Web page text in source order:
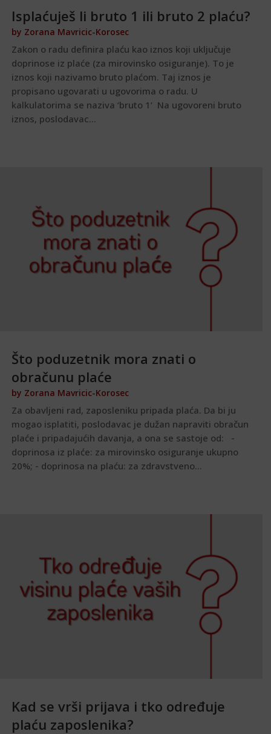
Isplaćuješ li bruto 1 ili bruto 2 plaću?
by Zorana Mavricic-Korosec
Zakon o radu definira plaću kao iznos koji uključuje
doprinose iz plaće (za mirovinsko osiguranje). To je
iznos koji nazivamo bruto plaćom. Taj iznos je
propisano ugovarati u ugovorima o radu. U
kalkulatorima se naziva ‘bruto 1’ Na ugovoreni bruto
iznos, poslodavac...
Što poduzetnik mora znati o
obračunu plaće
by Zorana Mavricic-Korosec
Za obavljeni rad, zaposleniku pripada plaća. Da bi ju
mogao isplatiti, poslodavac je dužan napraviti obračun
plaće i pripadajućih davanja, a ona se sastoje od: -
doprinosa iz plaće: za mirovinsko osiguranje ukupno
20%; - doprinosa na plaću: za zdravstveno...
Kad se vrši prijava i tko određuje
plaću zaposlenika?